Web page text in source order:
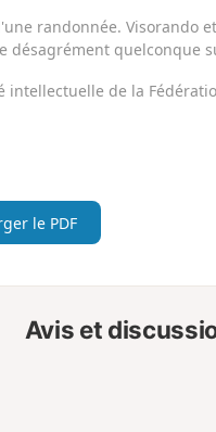
randonnée. Visorando
désagrément quelconque
de la
le PDF
Avis et